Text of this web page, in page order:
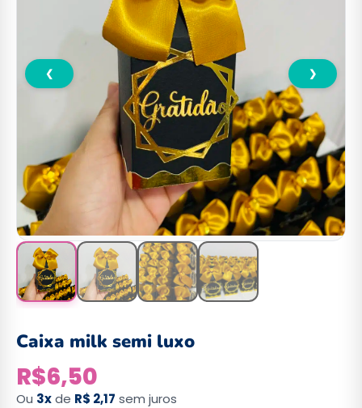
❮ ❯
Caixa milk semi luxo
R$6,50
Ou 3xde R$ 2,17 sem juros